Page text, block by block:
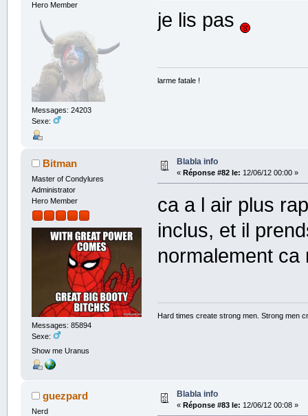
Hero Member
Messages: 24203
Sexe:
je lis pas
larme fatale !
Bitman
Master of Condylures
Administrator
Hero Member
Messages: 85894
Sexe:
Show me Uranus
Blabla info
« Réponse #82 le: 12/06/12 00:00 »
ca a l air plus
inclus, et il
normalement
Hard times create strong men. Strong men
guezpard
Nerd
Blabla info
« Réponse #83 le: 12/06/12 00:08 »